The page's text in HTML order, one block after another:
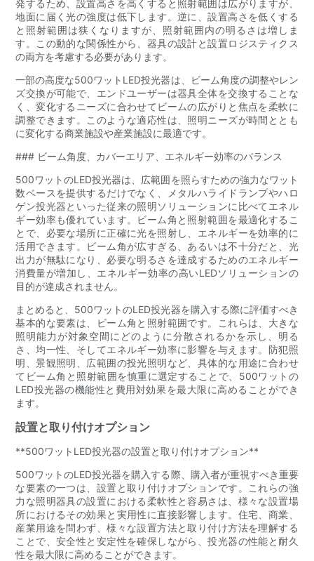
発するため、設置高さを高くすると照射範囲は広がりますが、
地面に届く光の強度は低下します。逆に、設置高さを低くする
と照射範囲は狭くなりますが、照射範囲内の明るさは増しま
す。この動的な関係性から、器具の設計と設置ロジスティクス
の両方を考慮する必要があります。
一部の高度な500ワットLED投光器は、ビーム角度の調整やレン
ズ交換が可能で、エンドユーザーは器具全体を交換することな
く、変化するニーズに合わせてビームの広がりと焦点を柔軟に
調整できます。このような適応性は、照明ニーズが時間ととも
に変化する商業施設や産業施設に最適です。
### ビーム角度、カバーエリア、エネルギー効率のバランス
500ワットのLED投光器は、広範囲を照らすための強力なワット
数ベースを提供するだけでなく、メタルハライドランプやハロ
ゲン投光器といった従来の照明ソリューションに比べてエネル
ギー効率も優れています。ビーム角と照射範囲を最適化するこ
とで、必要な場所に正確に光を照射し、エネルギーを効率的に
活用できます。ビーム角が広すぎる、あるいは不十分だと、光
出力が無駄になり、必要な明るさを達成するためのエネルギー
消費量が増加し、エネルギー効率の高いLEDソリューションの
目的が達成されません。
まとめると、500ワットのLED投光器を購入する際に評価すべき
基本的な要素は、ビーム角と照射範囲です。これらは、大きな
照明能力が対象空間にどのように分散されるかを示し、明る
さ、均一性、そしてエネルギー効率に影響を与えます。防犯照
明、景観照明、広範囲の投光照明など、具体的な用途に合わせ
てビーム角と照射範囲を慎重に選定することで、500ワットの
LED投光器の機能性と費用対効果を最大限に高めることができ
ます。
設置と取り付けオプション
**500ワットLED投光器の設置と取り付けオプション**
500ワットのLED投光器を購入する際、購入者が重視すべき重要
な要素の一つは、設置と取り付けオプションです。これらの強
力な照明器具の設置における柔軟性と容易さは、様々な設置場
所におけるその効果と実用性に直接影響します。住宅、商業、
産業用途を問わず、様々な設置方法と取り付け方法を理解する
ことで、安全性と安定性を確保しながら、投光器の性能と耐久
性を最大限に高めることができます。